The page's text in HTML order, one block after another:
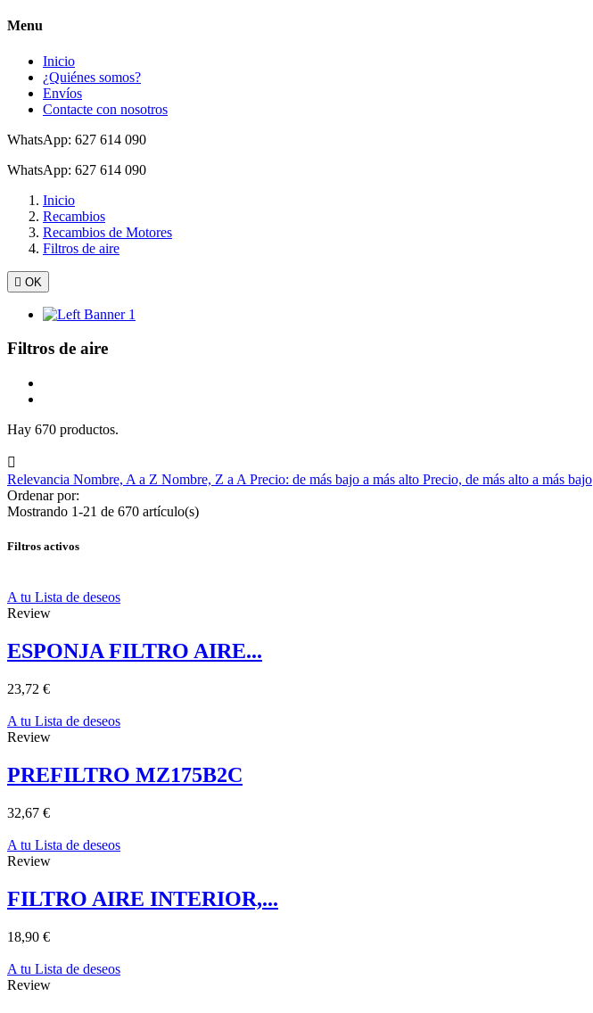
Menu
Inicio
¿Quiénes somos?
Envíos
Contacte con nosotros
WhatsApp: 627 614 090
WhatsApp: 627 614 090
Inicio
Recambios
Recambios de Motores
Filtros de aire
 OK
Filtros de aire
Hay 670 productos.

Relevancia Nombre, A a Z Nombre, Z a A Precio: de más bajo a más alto Precio, de más alto a más bajo
Ordenar por:
Mostrando 1-21 de 670 artículo(s)
Filtros activos
A tu Lista de deseos
Review
ESPONJA FILTRO AIRE...
23,72 €
A tu Lista de deseos
Review
PREFILTRO MZ175B2C
32,67 €
A tu Lista de deseos
Review
FILTRO AIRE INTERIOR,...
18,90 €
A tu Lista de deseos
Review